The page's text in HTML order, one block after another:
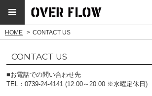
HOME CONTACT US
CONTACT US
■お電話での問い合わせ先
TEL：0739-24-4141 (12:00～20:00 ※水曜定休日)